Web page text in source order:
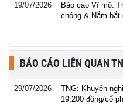
19/07/2026
Báo cáo Vĩ mô:
chóng & Nắm bắt
BÁO CÁO LIÊN QUAN
29/07/2026
TNG: Khuyến
19,200 đồng/cổ